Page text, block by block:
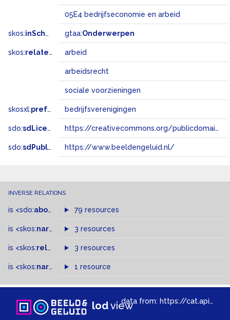
05E4 bedrijfseconomie en arbeid
skos:inScheme gtaa:Onderwerpen
skos:related arbeid
arbeidsrecht
sociale voorzieningen
skosxl:prefLabel bedrijfsverenigingen
sdo:sdLicense https://creativecommons.org/publicdomain/zero/1.0/
sdo:sdPublisher https://www.beeldengeluid.nl/
INVERSE RELATIONS
is <sdo:about of 79 resources
is <skos:narrowMatch >of
3 resources
is <skos:related > of3 resources
is <skos:narrower >of
1 resource
lodviewdata from: https://cat.apis.beeldengeluid.nl/sparql